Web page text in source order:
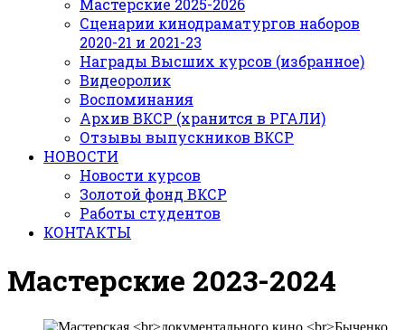
Мастерские 2025-2026
Сценарии кинодраматургов наборов
2020-21 и 2021-23
Награды Высших курсов (избранное)
Видеоролик
Воспоминания
Архив ВКСР (хранится в РГАЛИ)
Отзывы выпускников ВКСР
НОВОСТИ
Новости курсов
Золотой фонд ВКСР
Работы студентов
КОНТАКТЫ
Мастерские 2023-2024